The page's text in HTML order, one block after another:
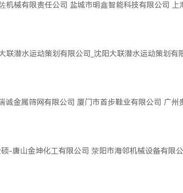
机械有限责任公司 盐城市明鑫智能科技有限公司 上
联潜水运动策划有限公司_沈阳大联潜水运动策划有
诚金属筛网有限公司 厦门市首步鞋业有限公司 广州
-唐山金坤化工有限公司 荥阳市海邻机械设备有限